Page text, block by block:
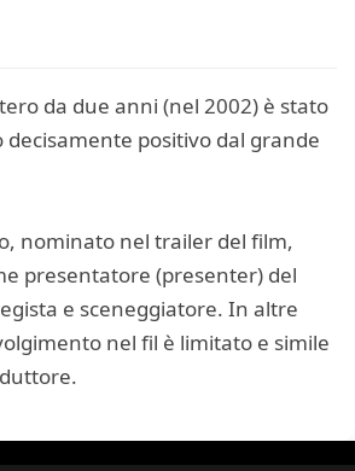
da due anni (nel 2002) è stato
decisamente positivo dal grande
nominato nel trailer del film,
presentatore (presenter) del
e sceneggiatore. In altre
nel fil è limitato e simile